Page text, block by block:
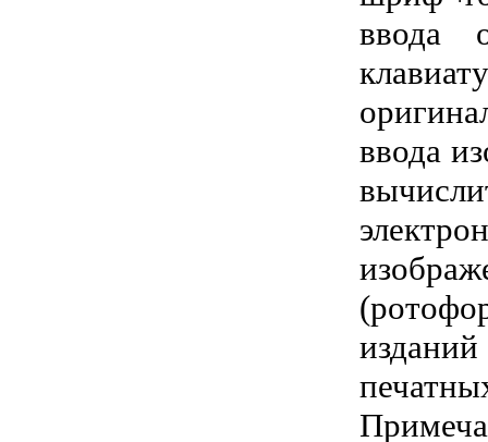
ввода
ввода